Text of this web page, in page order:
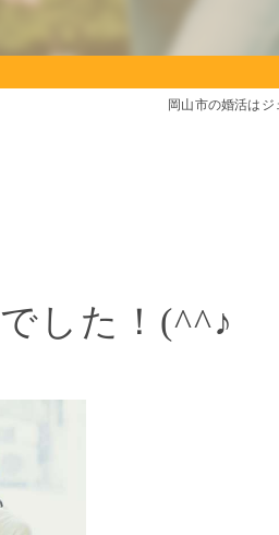
岡山市の婚活はジ
した！(^^♪